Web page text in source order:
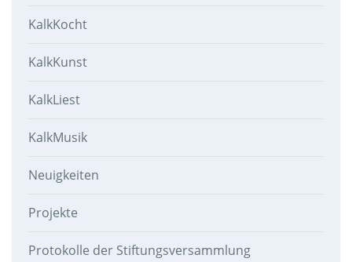
KalkKocht
KalkKunst
KalkLiest
KalkMusik
Neuigkeiten
Projekte
Protokolle der Stiftungsversammlung